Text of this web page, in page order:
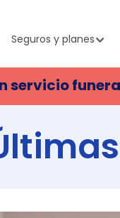
Seguros y planes
servicio